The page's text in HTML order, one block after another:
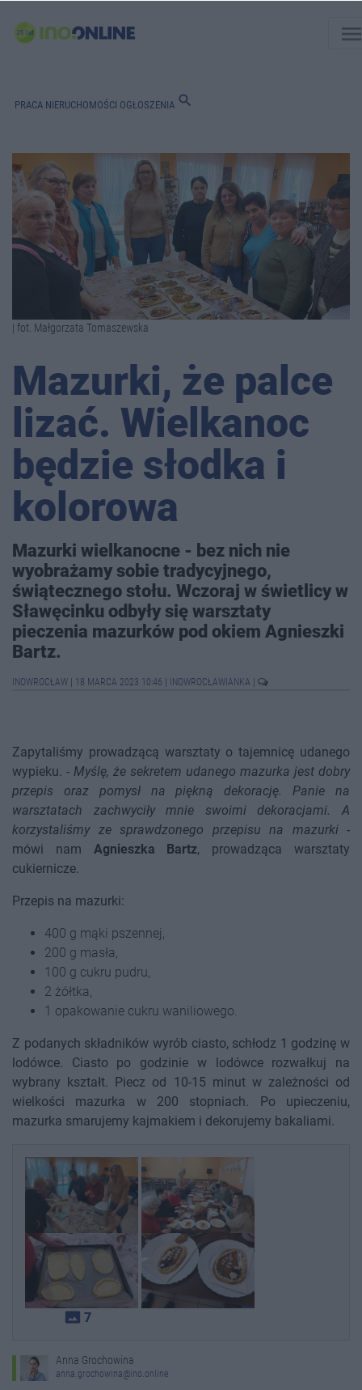
PRACA NIERUCHOMOŚCI OGŁOSZENIA search
| fot. Małgorzata Tomaszewska
Mazurki, że palce
lizać. Wielkanoc
będzie słodka i
kolorowa
Mazurki wielkanocne - bez nich nie
wyobrażamy sobie tradycyjnego,
świątecznego stołu. Wczoraj w świetlicy w
Sławęcinku odbyły się warsztaty
pieczenia mazurków pod okiem Agnieszki
Bartz.
INOWROCŁAW 18 MARCA 2023 10:46 INOWROCŁAWIANKA
Zapytaliśmy prowadzącą warsztaty o tajemnicę udanego
wypieku. - Myślę, że sekretem udanego mazurka jest dobry
przepis oraz pomysł na piękną dekorację. Panie na
warsztatach zachwyciły mnie swoimi dekoracjami. A
korzystaliśmy ze sprawdzonego przepisu na mazurki-
mówi nam Agnieszka Bartz, prowadząca warsztaty
cukiernicze.
Przepis na mazurki:
400 g mąki pszennej,
200 g masła,
100 g cukru pudru,
2 żółtka,
1 opakowanie cukru waniliowego.
Z podanych składników wyrób ciasto, schłodz 1 godzinę w
lodówce. Ciasto po godzinie w lodówce rozwałkuj na
wybrany kształt. Piecz od 10-15 minut w zależności od
wielkości mazurka w 200 stopniach. Po upieczeniu,
mazurka smarujemy kajmakiem i dekorujemy bakaliami.
photo_size_select_actual 7
Anna Grochowina
anna.grochowina@ino.online